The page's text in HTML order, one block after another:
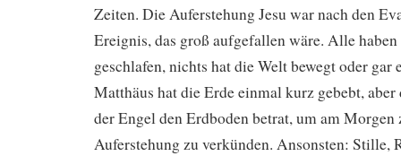
Zeiten. Die Auferstehung Jesu war nach den
Ereignis, das groß aufgefallen wäre. Alle
geschlafen, nichts hat die Welt bewegt oder gar
Matthäus hat die Erde einmal kurz gebebt, aber
der Engel den Erdboden betrat, um am Morgen
Auferstehung zu verkünden. Ansonsten: Stille,